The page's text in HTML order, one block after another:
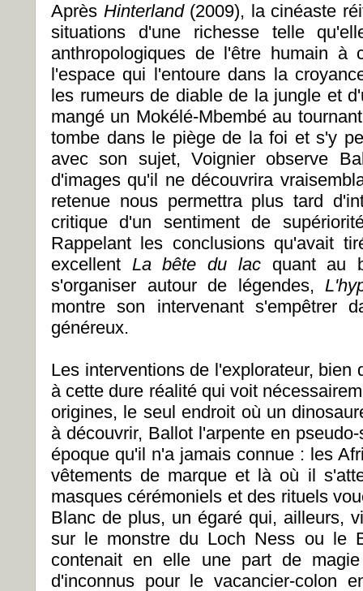
Après Hinterland (2009), la cinéaste
situations d'une richesse telle
anthropologiques de l'être humain à
l'espace qui l'entoure dans la
les rumeurs de diable de la jungle et
mangé un Mokélé-Mbembé au
tombe dans le piège de la foi et s'y
avec son sujet, Voignier observe
d'images qu'il ne découvrira
retenue nous permettra plus tard
critique d'un sentiment de
Rappelant les conclusions qu'avait
excellent La bête du lacquant au
s'organiser autour de légendes,
montre son intervenant s'empêtrer
généreux.
Les interventions de l'explorateur, bien
à cette dure réalité qui voit
origines, le seul endroit où un
à découvrir, Ballot l'arpente en
époque qu'il n'a jamais connue : les
vêtements de marque et là où il
masques cérémoniels et des rituels
Blanc de plus, un égaré qui, ailleurs,
sur le monstre du Loch Ness ou le
contenait en elle une part de
d'inconnus pour le vacancier-colon